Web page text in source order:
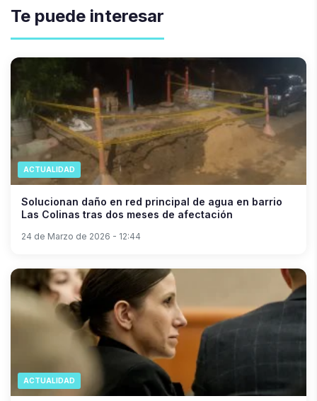
Te puede interesar
ACTUALIDAD
Solucionan daño en red principal de agua en barrio
Las Colinas tras dos meses de afectación
24 de Marzo de 2026 - 12:44
ACTUALIDAD